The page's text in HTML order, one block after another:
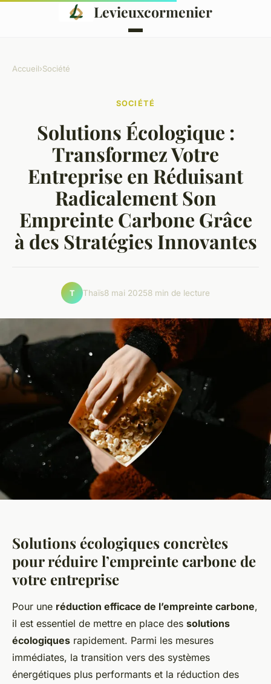
Levieuxcormenier
Accueil›Société
SOCIÉTÉ
Solutions Écologique :
Transformez Votre
Entreprise en Réduisant
Radicalement Son
Empreinte Carbone Grâce
à des Stratégies Innovantes
T Thaïs8 mai 20258 min de lecture
Solutions écologiques concrètes
pour réduire l’empreinte carbone de
votre entreprise
Pour une réduction efficace de l’empreinte carbone,
il est essentiel de mettre en place des solutions
écologiques rapidement. Parmi les mesures
immédiates, la transition vers des systèmes
énergétiques plus performants et la réduction des